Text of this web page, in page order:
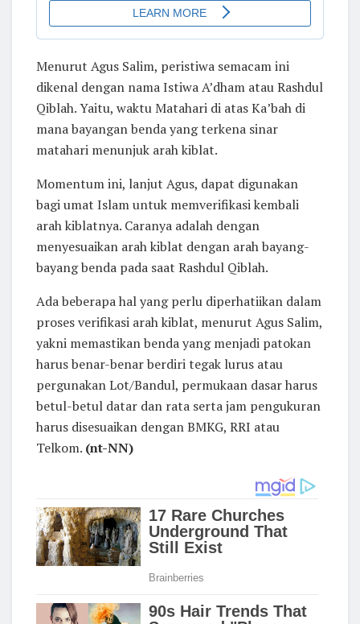
Menurut Agus Salim, peristiwa semacam ini
dikenal dengan nama Istiwa A’dham atau Rashdul
Qiblah. Yaitu, waktu Matahari di atas Ka’bah di
mana bayangan benda yang terkena sinar
matahari menunjuk arah kiblat.
Momentum ini, lanjut Agus, dapat digunakan
bagi umat Islam untuk memverifikasi kembali
arah kiblatnya. Caranya adalah dengan
menyesuaikan arah kiblat dengan arah bayang-
bayang benda pada saat Rashdul Qiblah.
Ada beberapa hal yang perlu diperhatiikan dalam
proses verifikasi arah kiblat, menurut Agus Salim,
yakni memastikan benda yang menjadi patokan
harus benar-benar berdiri tegak lurus atau
pergunakan Lot/Bandul, permukaan dasar harus
betul-betul datar dan rata serta jam pengukuran
harus disesuaikan dengan BMKG, RRI atau
Telkom. (nt-NN)